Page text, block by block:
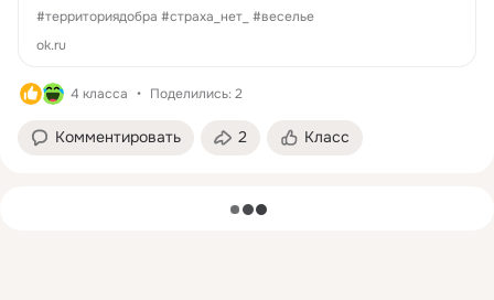
#территориядобра #страха_нет_ #веселье
ok.ru
4 класса Поделились: 2
Комментировать 2 Класс